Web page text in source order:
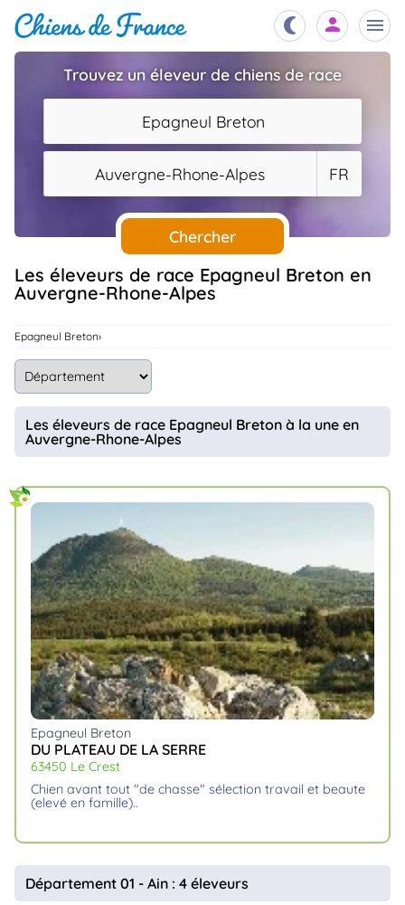
Chiots
Éleveurs
Étalons
Chiens
Services
..
Assurances
Connexion
Trouvez un éleveur de chiens de race
Epagneul Breton
Auvergne-Rhone-Alpes FR
Chercher
Les éleveurs de race Epagneul Breton en
Auvergne-Rhone-Alpes
Epagneul Breton
Les éleveurs de race Epagneul Breton à la une en
Auvergne-Rhone-Alpes
Epagneul Breton
DU PLATEAU DE LA SERRE
63450 Le Crest
chien avant tout "de chasse" sélection travail et beaute
(elevé en famille)
Département 01 - Ain : 4 éleveurs